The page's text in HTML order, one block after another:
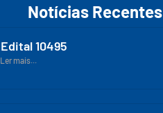
Notícias Recentes
Edital 10495
Ler mais...